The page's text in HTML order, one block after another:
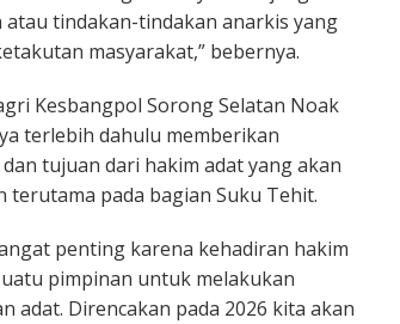
tindakan-tindakan anarkis yang
masyarakat,” bebernya.
Kesbangpol Sorong Selatan Noak
terlebih dahulu memberikan
tujuan dari hakim adat yang akan
terutama pada bagian Suku Tehit.
penting karena kehadiran hakim
pimpinan untuk melakukan
adat. Direncakan pada 2026 kita akan